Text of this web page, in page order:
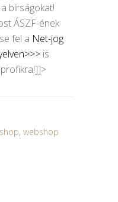
bírságokat!
ÁSZF-ének
fel a Net-jog
is
, webshop